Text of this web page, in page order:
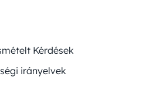
Kérdések
irányelvek